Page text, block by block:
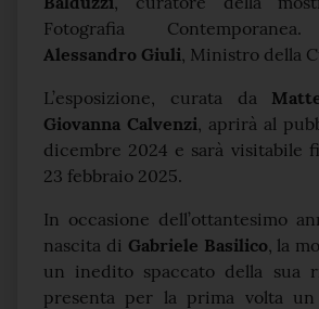
Fotografia
Alessandro Giuli, Ministro della
L’esposizione, curata da
Giovanna Calvenzi, aprirà al
dicembre 2024 e sarà visitabile
23 febbraio 2025.
In occasione dell’ottantesimo
nascita di Gabriele Basilico, la
un inedito spaccato della sua
presenta per la prima volta